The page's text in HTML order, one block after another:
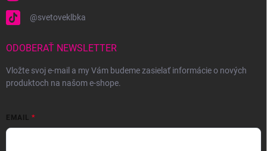
@svetoveklbka
ODOBERAŤ NEWSLETTER
Vložte svoj e-mail a my Vám budeme zasielať informácie o nových
produktoch na našom e-shope.
EMAIL